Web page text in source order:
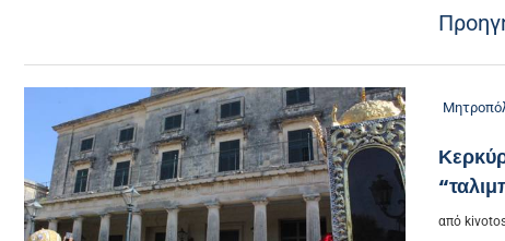
από